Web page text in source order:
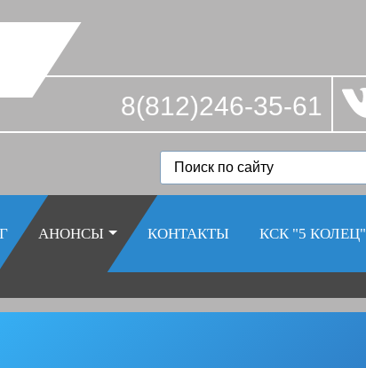
8(812)246-35-61
АНОНСЫ КОНТАКТЫ КСК "5 КОЛЕЦ"